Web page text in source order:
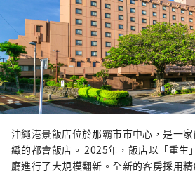
沖繩港景飯店位於那霸市市中心，是一
緻的都會飯店。 2025年，飯店以「重生
廳進行了大規模翻新。全新的客房採用